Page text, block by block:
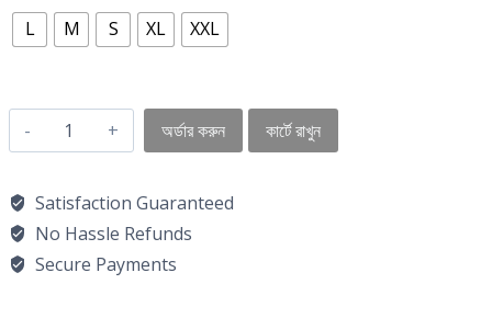
L
M S XL XXL
অর্ডার করুন কার্টে রাখুন
Satisfaction Guaranteed
No Hassle Refunds
Secure Payments